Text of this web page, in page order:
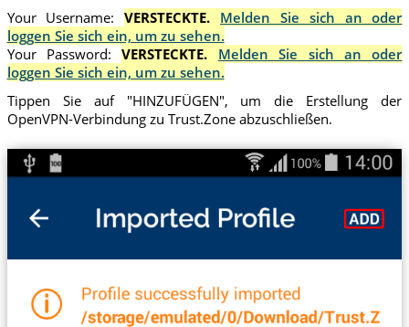
Your Username:VERSTECKTE. Melden Sie sich an oder
loggen Sie sich ein, um zu sehen.
Your Password:VERSTECKTE. Melden Sie sich an oder
loggen Sie sich ein, um zu sehen.
Tippen Sie auf "HINZUFÜGEN", um die Erstellung der
OpenVPN-Verbindung zu Trust.Zone abzuschließen.